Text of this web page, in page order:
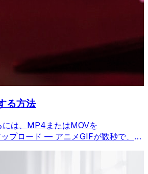
る方法
は、MP4またはMOVを
プロード — アニメGIFが数秒で、無